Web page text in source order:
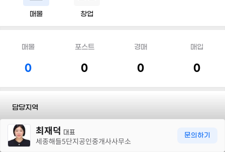
매물 창업
매물
0
포스트
0
경매
0
매입
0
담당지역
전화 최재덕 대표
세종해들5단지공인중개사사무소
문의하기